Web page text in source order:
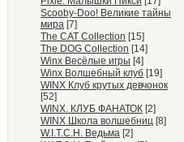
Scooby-Doo! Великие тайны
мира [7]
The CAT Collection [15]
The DOG Collection [14]
Winx Весёлые игры [4]
Winx Волшебный клуб [19]
WINX Клуб крутых девчонок
[52]
WINX. КЛУБ ФАНАТОК [2]
WINX Школа волшебниц [8]
W.I.T.C.H. Ведьма [2]